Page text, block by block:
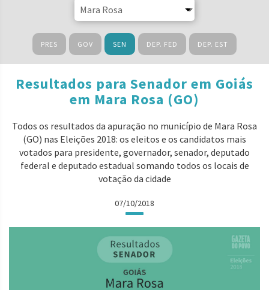
PRES GOV SEN DEP. FED DEP. EST
Resultados para Senador em Goiás
em Mara Rosa (GO)
Todos os resultados da apuração no município de Mara Rosa
(GO) nas Eleições 2018: os eleitos e os candidatos mais
votados para presidente, governador, senador, deputado
federal e deputado estadual somando todos os locais de
votação da cidade
07/10/2018